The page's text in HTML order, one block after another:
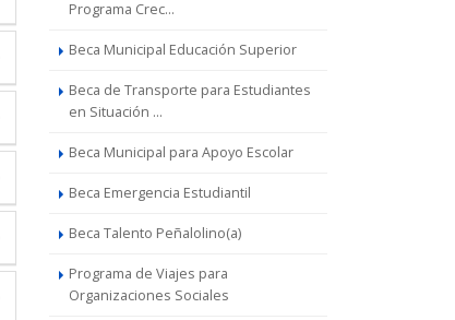
Programa Crec...
Beca Municipal Educación Superior
Beca de Transporte para Estudiantes
en Situación ...
Beca Municipal para Apoyo Escolar
Beca Emergencia Estudiantil
Beca Talento Peñalolino(a)
Programa de Viajes para
Organizaciones Sociales